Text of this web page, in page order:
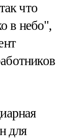
что
в небо",
для